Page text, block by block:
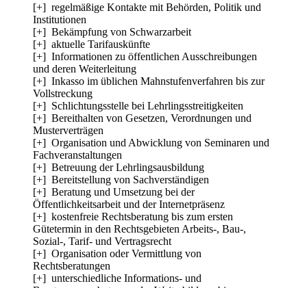
[+] regelmäßige Kontakte mit Behörden, Politik und
Institutionen
[+] Bekämpfung von Schwarzarbeit
[+] aktuelle Tarifauskünfte
[+] Informationen zu öffentlichen Ausschreibungen
und deren Weiterleitung
[+] Inkasso im üblichen Mahnstufenverfahren bis zur
Vollstreckung
[+] Schlichtungsstelle bei Lehrlingsstreitigkeiten
[+] Bereithalten von Gesetzen, Verordnungen und
Musterverträgen
[+] Organisation und Abwicklung von Seminaren und
Fachveranstaltungen
[+] Betreuung der Lehrlingsausbildung
[+] Bereitstellung von Sachverständigen
[+] Beratung und Umsetzung bei der
Öffentlichkeitsarbeit und der Internetpräsenz
[+] kostenfreie Rechtsberatung bis zum ersten
Gütetermin in den Rechtsgebieten Arbeits-, Bau-,
Sozial-, Tarif- und Vertragsrecht
[+] Organisation oder Vermittlung von
Rechtsberatungen
[+] unterschiedliche Informations- und